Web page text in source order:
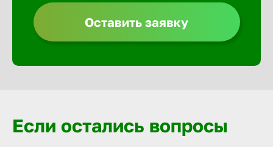
Оставить заявку
Если остались вопросы